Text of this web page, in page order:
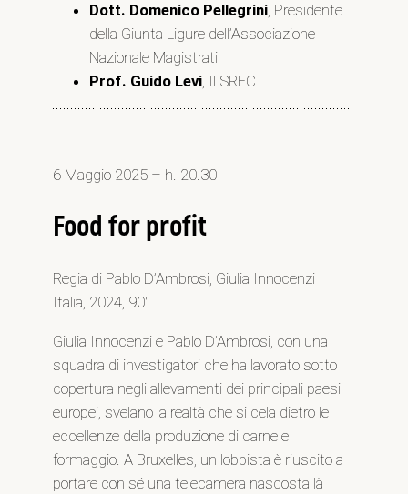
Dott. Domenico Pellegrini, Presidente
della Giunta Ligure dell’Associazione
Nazionale Magistrati
Prof. Guido Levi, ILSREC
6 Maggio 2025 – h. 20.30
Food for profit
Regia di Pablo D’Ambrosi, Giulia Innocenzi
Italia, 2024, 90′
Giulia Innocenzi e Pablo D’Ambrosi, con una
squadra di investigatori che ha lavorato sotto
copertura negli allevamenti dei principali paesi
europei, svelano la realtà che si cela dietro le
eccellenze della produzione di carne e
formaggio. A Bruxelles, un lobbista è riuscito a
portare con sé una telecamera nascosta là